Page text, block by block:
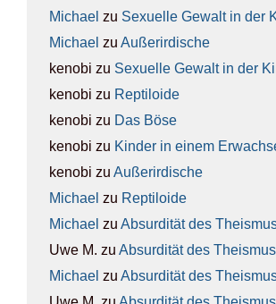
Michael zu Sexu­el­le Gewalt in der
Michael zu Außer­ir­di­sche
kenobi zu Sexu­el­le Gewalt in der
kenobi zu Rep­ti­lo­ide
kenobi zu Das Böse
kenobi zu Kin­der in einem
kenobi zu Außer­ir­di­sche
Michael zu Rep­ti­lo­ide
Michael zu Absur­di­tät des
Uwe M. zu Absur­di­tät des The­is­mus
Michael zu Absur­di­tät des